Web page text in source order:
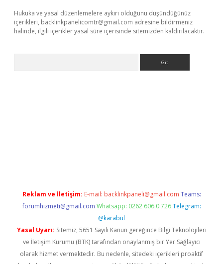
Hukuka ve yasal düzenlemelere aykırı olduğunu düşündüğünüz
içerikleri, backlinkpanelicomtr@gmail.com adresine bildirmeniz
halinde, ilgili içerikler yasal süre içerisinde sitemizden kaldırılacaktır.
Reklam ve İletişim: E-mail: backlinkpaneli@gmail.com Teams:
forumhizmeti@gmail.com Whatsapp: 0262 606 0 726 Telegram:
@karabul
Yasal Uyarı: Sitemiz, 5651 Sayılı Kanun gereğince Bilgi Teknolojileri
ve İletişim Kurumu (BTK) tarafından onaylanmış bir Yer Sağlayıcı
olarak hizmet vermektedir. Bu nedenle, sitedeki içerikleri proaktif